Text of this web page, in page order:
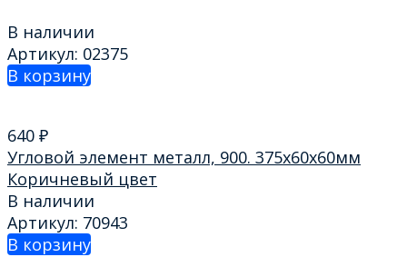
В наличии
Артикул: 02375
В корзину
640 ₽
Угловой элемент металл, 900. 375х60х60мм
Коричневый цвет
В наличии
Артикул: 70943
В корзину